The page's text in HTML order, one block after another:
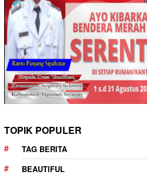
TOPIK POPULER
TAG BERITA
BEAUTIFUL